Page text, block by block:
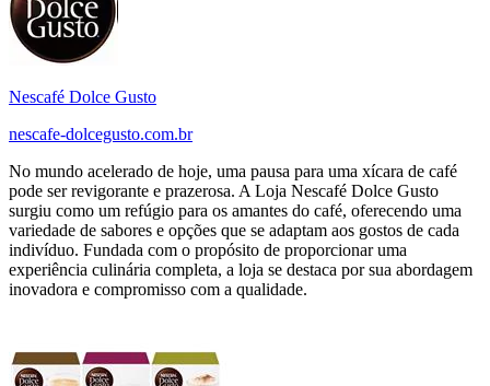
Nescafé Dolce Gusto
nescafe-dolcegusto.com.br
No mundo acelerado de hoje, uma pausa para uma xícara de café
pode ser revigorante e prazerosa. A Loja Nescafé Dolce Gusto
surgiu como um refúgio para os amantes do café, oferecendo uma
variedade de sabores e opções que se adaptam aos gostos de cada
indivíduo. Fundada com o propósito de proporcionar uma
experiência culinária completa, a loja se destaca por sua abordagem
inovadora e compromisso com a qualidade.